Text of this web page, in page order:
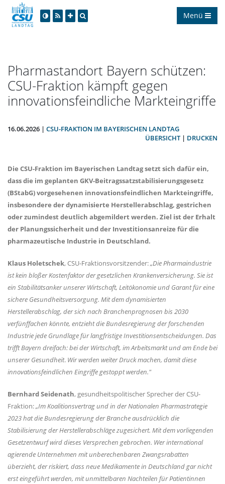
Menü
Pharmastandort Bayern schützen:
CSU-Fraktion kämpft gegen
innovationsfeindliche Markteingriffe
16.06.2026 | CSU-FRAKTION IM BAYERISCHEN LANDTAG
ÜBERSICHT| DRUCKEN
Die CSU-Fraktion im Bayerischen Landtag setzt sich dafür ein,
dass die im geplanten GKV-Beitragssatzstabilisierungsgesetz
(BStabG) vorgesehenen innovationsfeindlichen Markteingriffe,
insbesondere der dynamisierte Herstellerabschlag, gestrichen
oder zumindest deutlich abgemildert werden. Ziel ist der Erhalt
der Planungssicherheit und der Investitionsanreize für die
pharmazeutische Industrie in Deutschland.
Klaus Holetschek, CSU-Fraktionsvorsitzender:Die Pharmaindustrie
ist kein bloßer Kostenfaktor der gesetzlichen Krankenversicherung. Sie ist
ein Stabilitätsanker unserer Wirtschaft, Leitökonomie und Garant für eine
sichere Gesundheitsversorgung. Mit dem dynamisierten
Herstellerabschlag, der sich nach Branchenprognosen bis 2030
verfünffachen könnte, entzieht die Bundesregierung der forschenden
Industrie jede Grundlage für langfristige Investitionsentscheidungen. Das
trifft Bayern dreifach: bei der Wirtschaft, im Arbeitsmarkt und am Ende bei
unserer Gesundheit. Wir werden weiter Druck machen, damit diese
innovationsfeindlichen Eingriffe gestoppt werden."
Bernhard Seidenath, gesundheitspolitischer Sprecher der CSU-
Fraktion:Im Koalitionsvertrag und in der Nationalen Pharmastrategie
2023 hat die Bundesregierung der Branche ausdrücklich die
Stabilisierung der Herstellerabschläge zugesichert. Mit dem vorliegenden
Gesetzentwurf wird dieses Versprechen gebrochen. Wer international
agierende Unternehmen mit unberechenbaren Zwangsrabatten
überzieht, der riskiert, dass neue Medikamente in Deutschland gar nicht
erst eingeführt werden, mit unmittelbaren Nachteilen für Patientinnen